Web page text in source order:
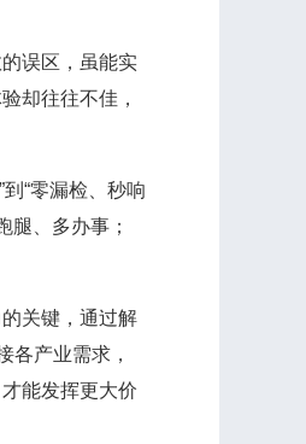
误区，虽能实
却往往不佳，
“零漏检、秒响
腿、多办事；
关键，通过解
各产业需求，
能发挥更大价